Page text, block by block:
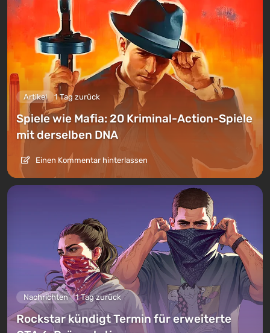
Artikel 1 Tag zurück
Spiele wie Mafia: 20 Kriminal-Action-Spiele
mit derselben DNA
Einen Kommentar hinterlassen
Nachrichten 1 Tag zurück
Rockstar kündigt Termin für erweiterte